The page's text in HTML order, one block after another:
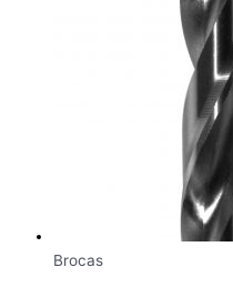
Brocas